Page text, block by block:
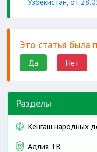
Узбекистан, от
Это статья была
Да Нет
Разделы
Кенгаш народных
Адлия ТВ